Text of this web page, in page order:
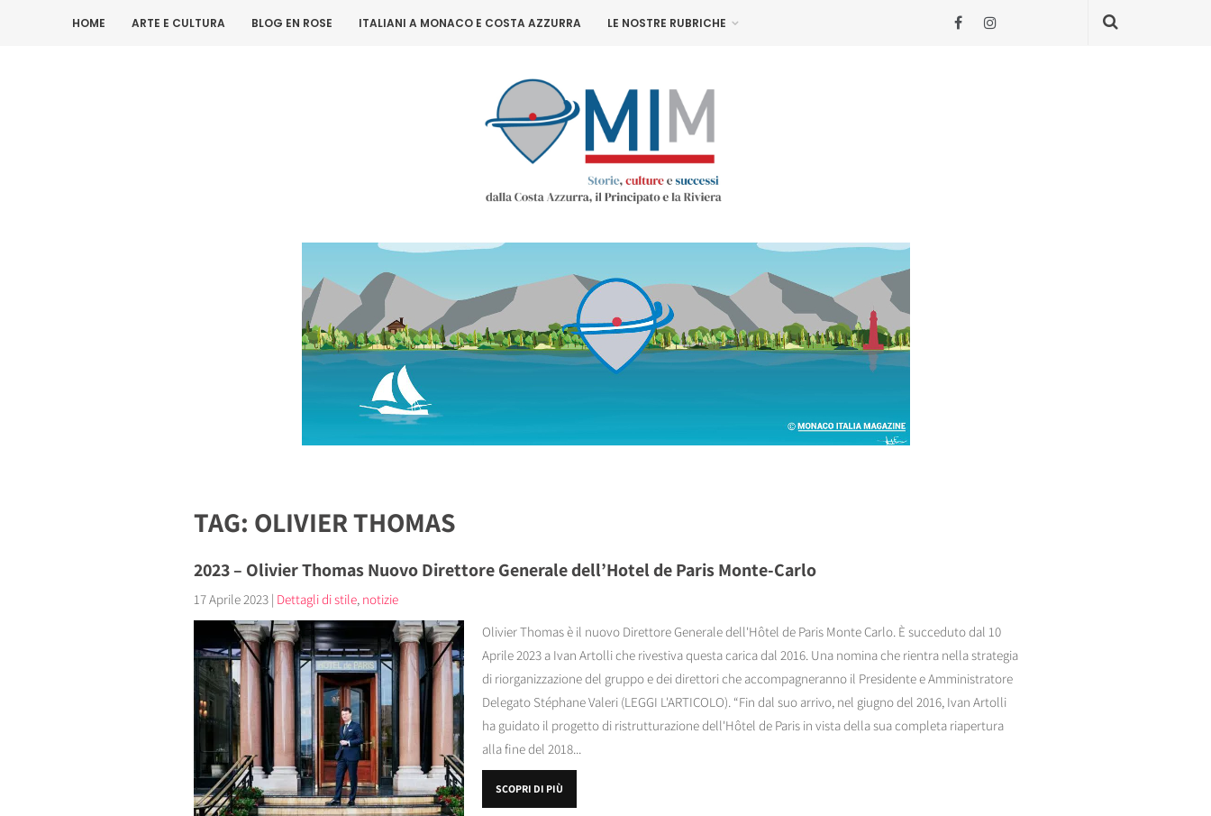
HOME ARTE E CULTURA BLOG EN ROSE ITALIANI A MONACO E COSTA AZZURRA LE NOSTRE RUBRICHE
TAG: OLIVIER THOMAS
2023 – Olivier Thomas Nuovo Direttore Generale dell’Hotel de Paris Monte-Carlo
17 Aprile 2023 | Dettagli di stile, notizie
Olivier Thomas è il nuovo Direttore Generale dell'Hôtel de Paris Monte Carlo. È succeduto dal 10
Aprile 2023 a Ivan Artolli che rivestiva questa carica dal 2016. Una nomina che rientra nella strategia
di riorganizzazione del gruppo e dei direttori che accompagneranno il Presidente e Amministratore
Delegato Stéphane Valeri (LEGGI L'ARTICOLO). “Fin dal suo arrivo, nel giugno del 2016, Ivan Artolli
ha guidato il progetto di ristrutturazione dell'Hôtel de Paris in vista della sua completa riapertura
alla fine del 2018...
SCOPRI DI PIÙ